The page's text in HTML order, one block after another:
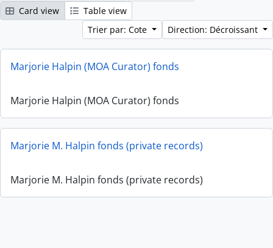
Card view
Table view
Trier par: Cote
Direction: Décroissant
Marjorie Halpin (MOA Curator) fonds
Marjorie Halpin (MOA Curator) fonds
Marjorie M. Halpin fonds (private records)
Marjorie M. Halpin fonds (private records)